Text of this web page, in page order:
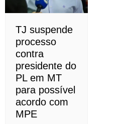
TJ suspende
processo
contra
presidente do
PL em MT
para possível
acordo com
MPE